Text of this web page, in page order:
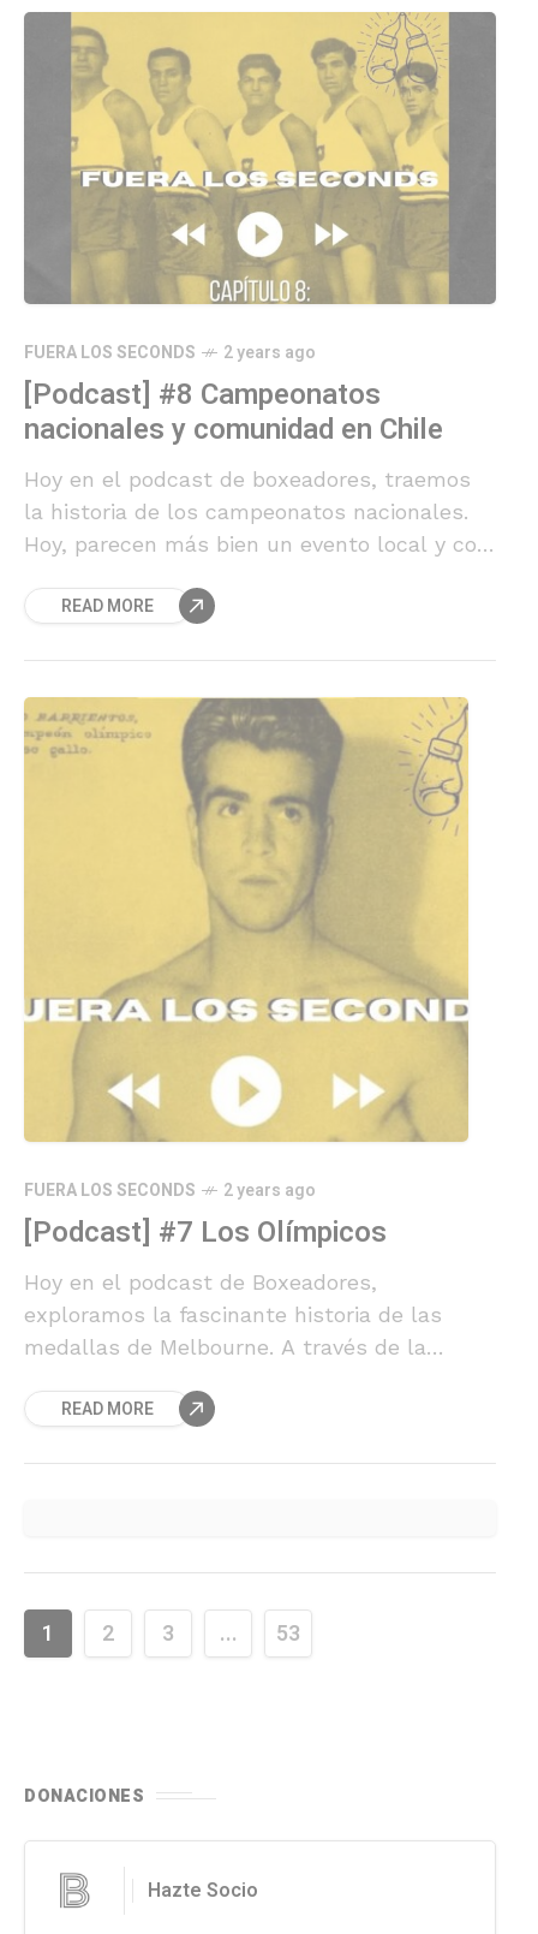
FUERA LOS SECONDS 2 years ago
[Podcast] #8 Campeonatos
nacionales y comunidad en Chile
Hoy en el podcast de boxeadores, traemos
la historia de los campeonatos nacionales.
Hoy, parecen más bien un evento local y con
hace más de 100 años no era tal, desde 1920
todas las clases sociales, tendencias
politicas, seindo todos iguales arriba del ring.
READ MORE
FUERA LOS SECONDS 2 years ago
[Podcast] #7 Los Olímpicos
Hoy en el podcast de Boxeadores,
exploramos la fascinante historia de las
medallas de Melbourne. A través de la
enfrentaron desafíos inmensos, desde una
READ MORE
1 2 3 ... 53
DONACIONES
Hazte Socio